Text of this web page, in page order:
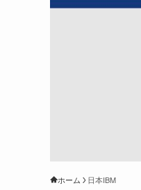
ホーム 日本IBM